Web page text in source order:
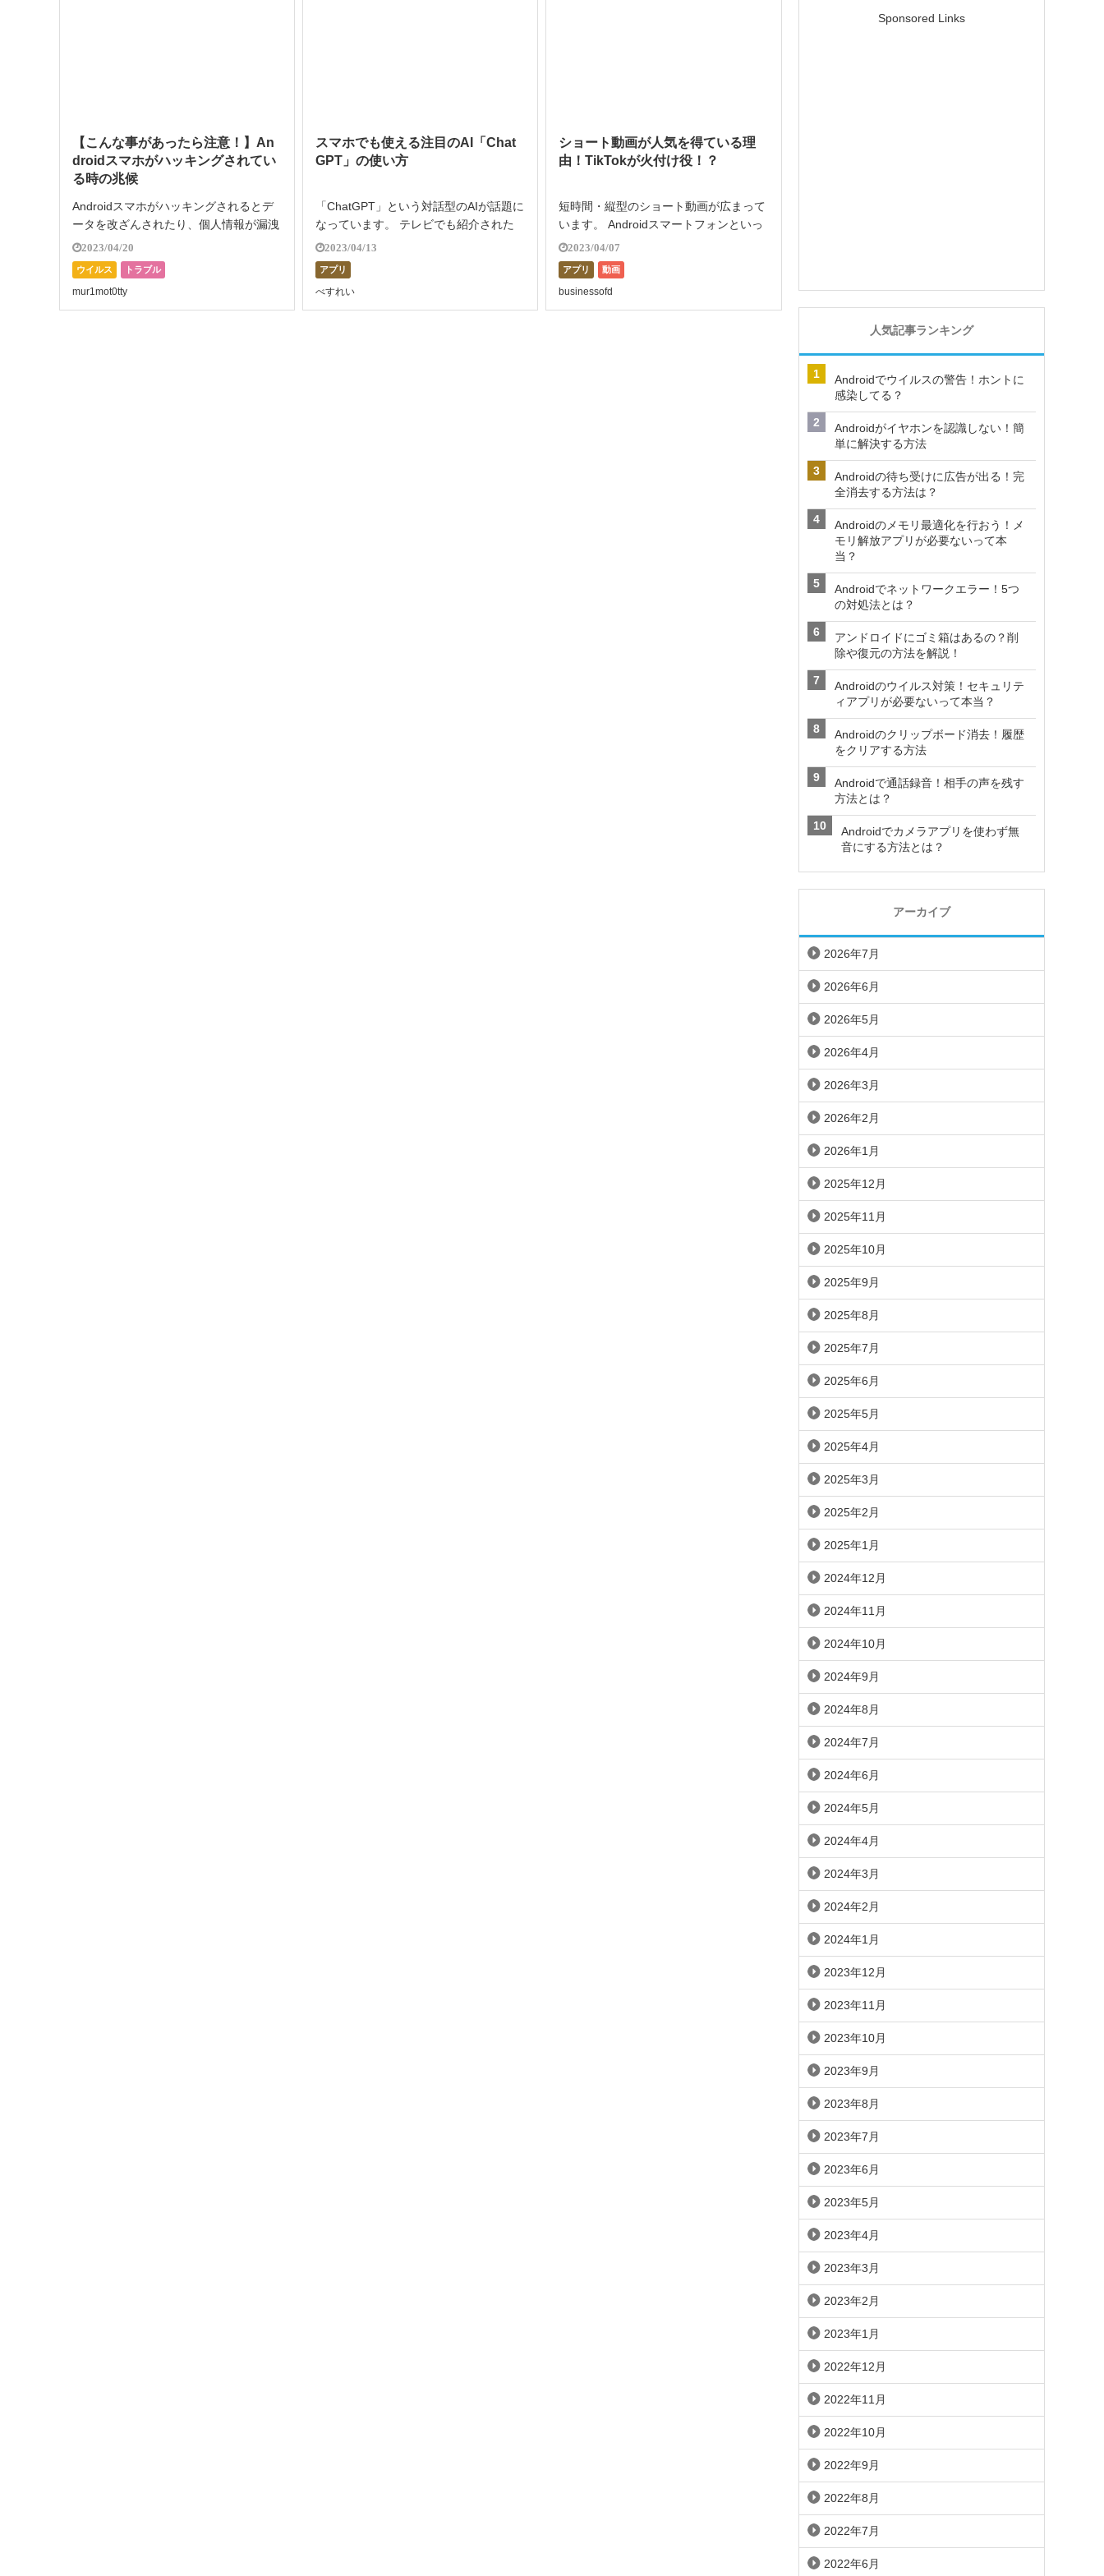
【こんな事があったら注意！】An
droidスマホがハッキングされてい
る時の兆候
Androidスマホがハッキングされるとデ
ータを改ざんされたり、個人情報が漏洩
したり、ウイルスをインストールさせら
れたりといったリスクが生じます。 iPh
oneと比較してセキュリティリスクが高
いと言われているAndroi […]
2023/04/20
ウイルス トラブル
mur1mot0tty
スマホでも使える注目のAI「Chat
GPT」の使い方
「ChatGPT」という対話型のAIが話題に
なっています。 テレビでも紹介された
ので、名前だけなら聞いたことがあると
いう人も多いでしょうか。 ChatGPTは
調べごとやプログラミング、デバッグ、
エクセルのマ […]
2023/04/13
アプリ
べすれい
ショート動画が人気を得ている理
由！TikTokが火付け役！？
短時間・縦型のショート動画が広まって
います。 Androidスマートフォンといっ
た端末で気軽に視聴ができるショート動
画は、撮影にも時間が掛からず投稿しや
すいといった点が人気を後押ししていま
す。 また企業が利用するケースも […]
2023/04/07
アプリ 動画
businessofd
Sponsored Links
人気記事ランキング
Androidでウイルスの警告！ホントに
感染してる？
Androidがイヤホンを認識しない！簡
単に解決する方法
Androidの待ち受けに広告が出る！完
全消去する方法は？
Androidのメモリ最適化を行おう！メ
モリ解放アプリが必要ないって本
当？
Androidでネットワークエラー！5つ
の対処法とは？
アンドロイドにゴミ箱はあるの？削
除や復元の方法を解説！
Androidのウイルス対策！セキュリテ
ィアプリが必要ないって本当？
Androidのクリップボード消去！履歴
をクリアする方法
Androidで通話録音！相手の声を残す
方法とは？
Androidでカメラアプリを使わず無
音にする方法とは？
アーカイブ
2026年7月
2026年6月
2026年5月
2026年4月
2026年3月
2026年2月
2026年1月
2025年12月
2025年11月
2025年10月
2025年9月
2025年8月
2025年7月
2025年6月
2025年5月
2025年4月
2025年3月
2025年2月
2025年1月
2024年12月
2024年11月
2024年10月
2024年9月
2024年8月
2024年7月
2024年6月
2024年5月
2024年4月
2024年3月
2024年2月
2024年1月
2023年12月
2023年11月
2023年10月
2023年9月
2023年8月
2023年7月
2023年6月
2023年5月
2023年4月
2023年3月
2023年2月
2023年1月
2022年12月
2022年11月
2022年10月
2022年9月
2022年8月
2022年7月
2022年6月